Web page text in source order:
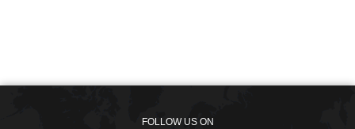
FOLLOW US ON